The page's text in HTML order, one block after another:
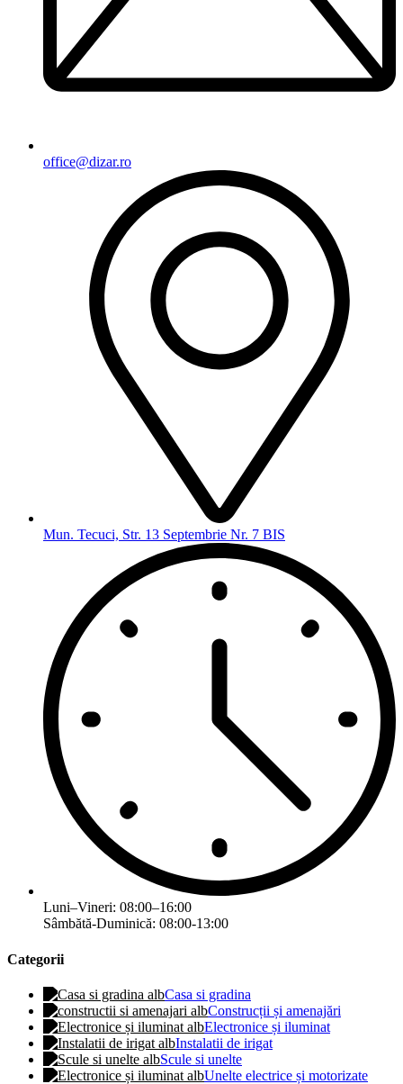
office@dizar.ro
Mun. Tecuci, Str. 13 Septembrie Nr. 7 BIS
Luni–Vineri: 08:00–16:00
Sâmbătă-Duminică: 08:00-13:00
Categorii
Casa si gradina
Construcții și amenajări
Electronice și iluminat
Instalatii de irigat
Scule si unelte
Unelte electrice și motorizate